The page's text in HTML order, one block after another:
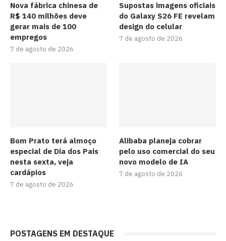
Nova fábrica chinesa de
R$ 140 milhões deve
gerar mais de 100
empregos
7 de agosto de 2026
Supostas imagens oficiais
do Galaxy S26 FE revelam
design do celular
7 de agosto de 2026
Bom Prato terá almoço
especial de Dia dos Pais
nesta sexta, veja
cardápios
7 de agosto de 2026
Alibaba planeja cobrar
pelo uso comercial do seu
novo modelo de IA
7 de agosto de 2026
POSTAGENS EM DESTAQUE